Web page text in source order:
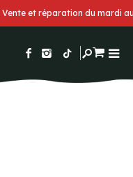
et réparation du mardi